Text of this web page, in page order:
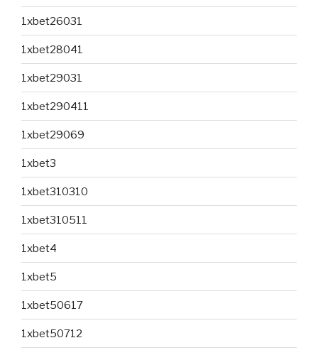
1xbet26031
1xbet28041
1xbet29031
1xbet290411
1xbet29069
1xbet3
1xbet310310
1xbet310511
1xbet4
1xbet5
1xbet50617
1xbet50712